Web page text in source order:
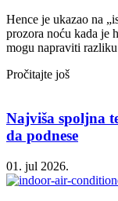
Hence je ukazao na
prozora noću kada je
mogu napraviti
Pročitajte još
Najviša spoljna
da podnese
01. jul 2026.